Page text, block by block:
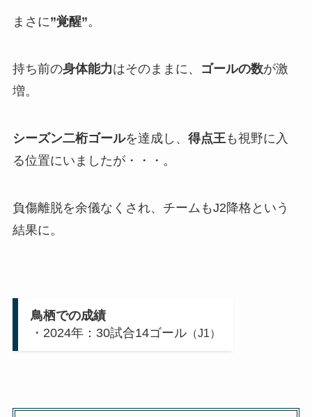
まさに”覚醒”。
持ち前の身体能力はそのままに、 ゴールの数が激
増。
シーズン二桁ゴールを達成し、 得点王も視野に入
る位置にいましたが・・・。
負傷離脱を余儀なくされ、チームもJ2降格という
結果に。
鳥栖での成績
・2024年：30試合14ゴール（J1）